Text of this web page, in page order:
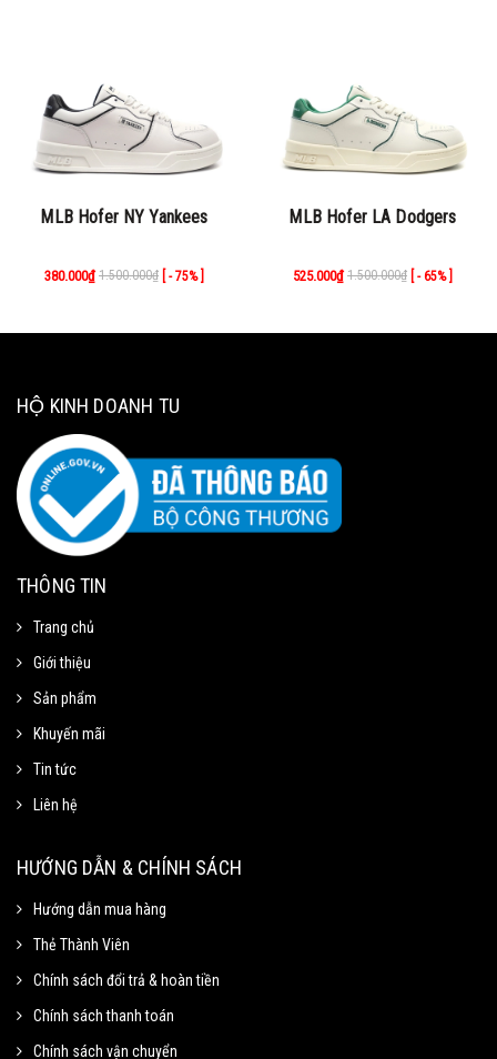
MLB Hofer NY Yankees
380.000₫ 1.500.000₫ [ - 75% ]
MLB Hofer LA Dodgers
525.000₫ 1.500.000₫ [ - 65% ]
HỘ KINH DOANH TU
THÔNG TIN
Trang chủ
Giới thiệu
Sản phẩm
Khuyến mãi
Tin tức
Liên hệ
HƯỚNG DẪN & CHÍNH SÁCH
Hướng dẫn mua hàng
Thẻ Thành Viên
Chính sách đổi trả & hoàn tiền
Chính sách thanh toán
Chính sách vận chuyển
Mã Giảm Giá
trang thanh toán.
250k.
Hạn sử dung: 31/09/2020